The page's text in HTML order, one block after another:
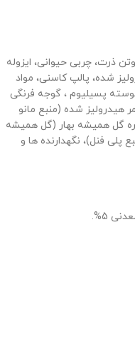
ذرت، چربی حیوانی، ایزوله
شده، پالپ کاسنی، مواد
پسیلیوم ، گوجه فرنگی
هیدرولیز شده (منبع مانو
گل همیشه بهار (گل همیشه
پلی فنل)، نگهدارنده ها و